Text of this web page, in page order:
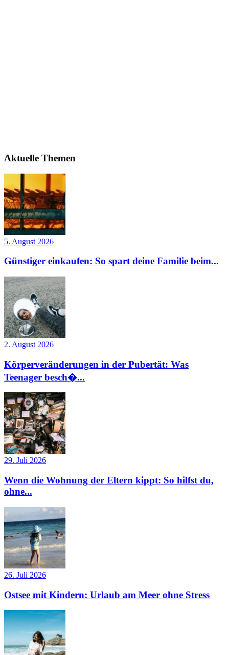
Aktuelle Themen
5. August 2026
Günstiger einkaufen: So spart deine Familie beim...
2. August 2026
Körperveränderungen in der Pubertät: Was
Teenager besch�...
29. Juli 2026
Wenn die Wohnung der Eltern kippt: So hilfst du,
ohne...
26. Juli 2026
Ostsee mit Kindern: Urlaub am Meer ohne Stress